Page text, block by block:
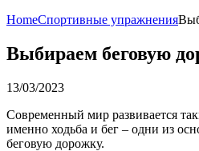
HomeСпортивные упражнения
Выбираем беговую
13/03/2023
Современный мир развивается
именно ходьба и бег – одни из
беговую дорожку.